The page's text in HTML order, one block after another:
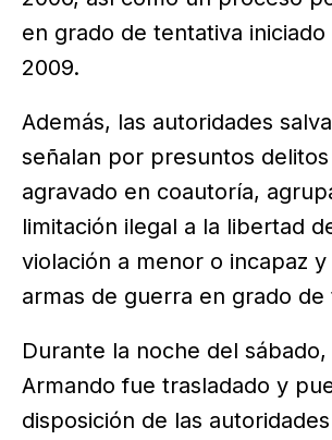
en grado de tentativa
2009.
Además, las autoridades
señalan por presuntos
agravado en coautoría,
limitación ilegal a la libertad
violación a menor o incapaz
armas de guerra en grado de
Durante la noche del sábado,
Armando fue trasladado y
disposición de las